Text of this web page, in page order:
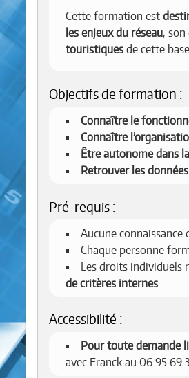
Cette formation est
les enjeux du réseau,
touristiques de cette
Objectifs de formation :
Connaître le
Connaître
Être autonome dans
Retrouver les données
Pré-requis :
Aucune connaissance
Chaque personne
Les droits individuels
de critères internes
Accessibilité :
Pour toute demande
avec Franck au 06 95 69